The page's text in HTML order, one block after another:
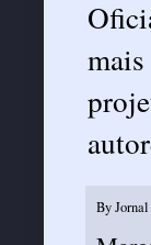
By